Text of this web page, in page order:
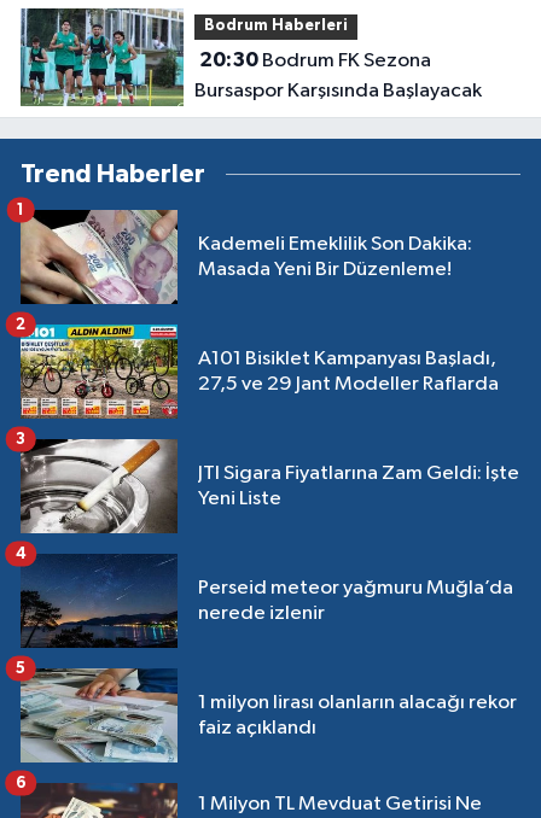
Bodrum Haberleri
20:30Bodrum FK Sezona
Bursaspor Karşısında Başlayacak
Trend Haberler
Kademeli Emeklilik Son Dakika:
Masada Yeni Bir Düzenleme!
1
A101 Bisiklet Kampanyası Başladı,
27,5 ve 29 Jant Modeller Raflarda
2
JTI Sigara Fiyatlarına Zam Geldi: İşte
Yeni Liste
3
Perseid meteor yağmuru Muğla’da
nerede izlenir
4
1 milyon lirası olanların alacağı rekor
faiz açıklandı
5
1 Milyon TL Mevduat Getirisi Ne
6